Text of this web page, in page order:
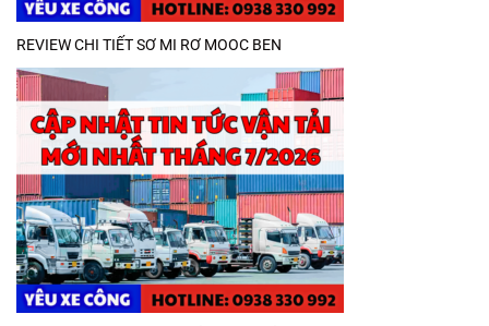
REVIEW CHI TIẾT SƠ MI RƠ MOOC BEN